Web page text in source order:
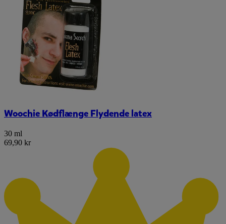
Woochie Kødflænge Flydende latex
30 ml
69,90 kr